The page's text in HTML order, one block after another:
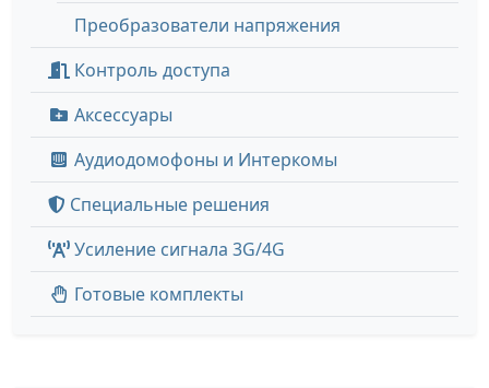
Преобразователи напряжения
Контроль доступа
Аксессуары
Аудиодомофоны и Интеркомы
Специальные решения
Усиление сигнала 3G/4G
Готовые комплекты